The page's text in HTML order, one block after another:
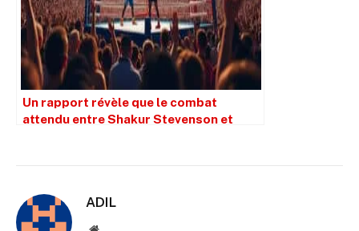
Un rapport révèle que le combat
attendu entre Shakur Stevenson et
ADIL
Site